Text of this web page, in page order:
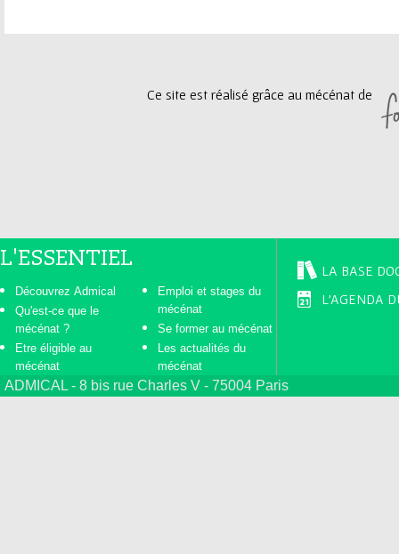
Ce site est réalisé grâce au mécénat de
L'ESSENTIEL
Découvrez Admical
Qu'est-ce que le
mécénat ?
Etre éligible au
mécénat
Emploi et stages du
mécénat
Se former au mécénat
Les actualités du
mécénat
LA BASE
L'AGENDA
ADMICAL - 8 bis rue Charles V - 75004 Paris